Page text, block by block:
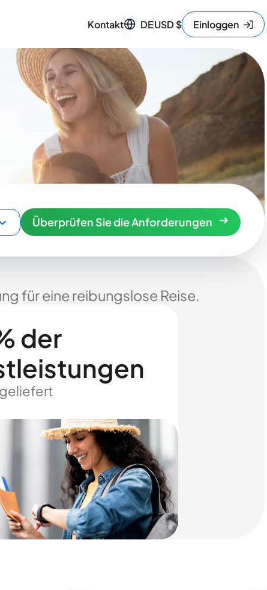
Kontakt DEUSD$ Einloggen
Überprüfen Sie die Anforderungen
für eine reibungslose Reise.
der